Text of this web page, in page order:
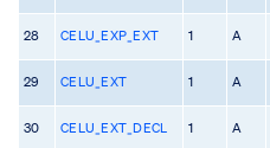
28 CELU_EXP_EXT 1 A
29 CELU_EXT 1 A
30 CELU_EXT_DECL 1 A